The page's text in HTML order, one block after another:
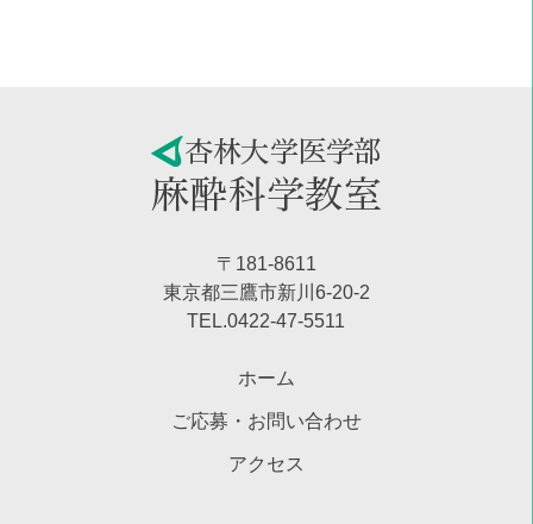
〒181-8611
東京都三鷹市新川6-20-2
TEL.0422-47-5511
ホーム
ご応募・お問い合わせ
アクセス